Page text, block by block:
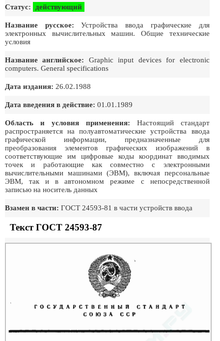
Статус: действующий
Название русское: Устройства ввода графические для
электронных вычислительных машин. Общие технические
условия
Название английское: Graphic input devices for electronic
computers. General specifications
Дата издания: 26.02.1988
Дата введения в действие: 01.01.1989
Область и условия применения: Настоящий стандарт
распространяется на полуавтоматические устройства ввода
графической информации, предназначенные для
преобразования элементов графических изображений в
соответствующие им цифровые коды координат вводимых
точек и работающие как совместно с электронными
вычислительными машинами (ЭВМ), включая персональные
ЭВМ, так и в автономном режиме с непосредственной
записью на носитель данных
Взамен в части: ГОСТ 24593-81 в части устройств ввода
Текст ГОСТ 24593-87